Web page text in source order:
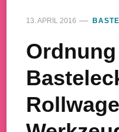
13. APRIL 2016